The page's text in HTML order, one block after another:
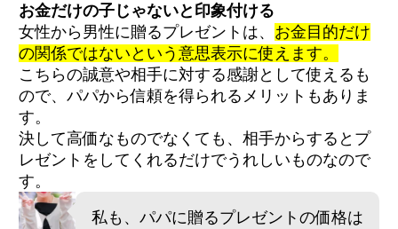
お金だけの子じゃないと印象付ける
女性から男性に贈るプレゼントは、 お金目的だけ
の関係ではないという意思表示に使えます。
こちらの誠意や相手に対する感謝として使えるも
ので、パパから信頼を得られるメリットもありま
す。
決して高価なものでなくても、相手からするとプ
レゼントをしてくれるだけでうれしいものなので
す。
私も、パパに贈るプレゼントの価格は